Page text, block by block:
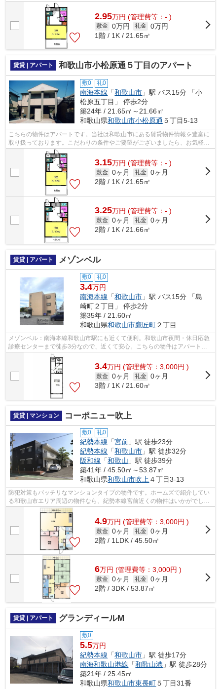
がございます。他の物件も見てみたい...
2.95万円 (管理費等：- )
敷金 0万円 礼金 0万円
1階 / 1K / 21.65㎡
賃貸 | アパート 和歌山市小松原通５丁目のアパート
敷0 礼0
南海本線 「和歌山市 」駅 バス15分 「小
松原五丁目」 停歩2分
築24年 / 21.65㎡～21.66㎡
和歌山県和歌山市小松原通 ５丁目5-13
こちらの物件はアパートです。当社は和歌山市にある賃貸物件情報を豊富に
取り扱っております。こだわりの条件やご要望がございましたら、お気軽に
当社へご連絡下さい。ご希望に適した...
3.15万円 (管理費等：- )
敷金 0ヶ月 礼金 0ヶ月
2階 / 1K / 21.65㎡
3.25万円 (管理費等：- )
敷金 0ヶ月 礼金 0ヶ月
2階 / 1K / 21.66㎡
賃貸 | アパート メゾンベル
敷0 礼0
3.4万円
南海本線 「和歌山市 」駅 バス15分 「島
崎町２丁目」 停歩2分
築35年 / 21.60㎡
和歌山県和歌山市鷹匠町２丁目
メゾンベル：南海本線和歌山市駅にも近くて便利。和歌山市夜間・休日応急
診療センターまで徒歩3分なので、近くて安心。こちらの物件はアパートで
す。和歌山市で気になる物件があれば、...
3.4万円 (管理費等：3,000円 )
敷金 0ヶ月 礼金 0ヶ月
3階 / 1K / 21.60㎡
賃貸 | マンション コーポニュー吹上
敷0 礼0
紀勢本線 「宮前 」駅 徒歩23分
紀勢本線 「和歌山市 」駅 徒歩32分
阪和線 「和歌山 」駅 徒歩39分
築41年 / 45.50㎡～53.87㎡
和歌山県和歌山市吹上４丁目3-13
防犯対策もバッチリなマンションタイプの物件です。ホームズで紹介してい
る和歌山市エリア周辺の物件なら、紀勢本線宮前近くの物件はいかがでしょ
う。何かお困りならいつでも当社まで...
4.9万円 (管理費等：3,000円 )
敷金 0ヶ月 礼金 0ヶ月
2階 / 1LDK / 45.50㎡
6万円 (管理費等：3,000円 )
敷金 0ヶ月 礼金 0ヶ月
2階 / 3DK / 53.87㎡
賃貸 | アパート グランディールM
敷0
5.5万円
紀勢本線 「和歌山市 」駅 徒歩17分
南海和歌山港線 「和歌山港 」駅 徒歩28分
築21年 / 25.45㎡
和歌山県和歌山市東長町５丁目31番